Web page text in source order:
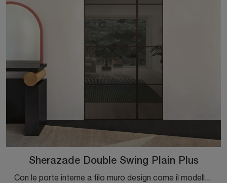
Sherazade Double Swing Plain Plus
Con le porte interne a filo muro design come il modello Sherazade Double Swing Plain Plus di Glas Italia potrai ultimare il tuo concept d'arredo.